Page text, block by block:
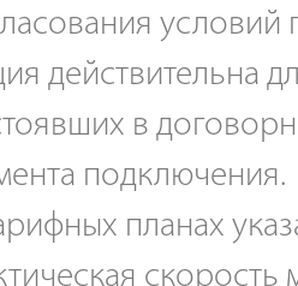
действительна
в
подключения.
планах
скорость